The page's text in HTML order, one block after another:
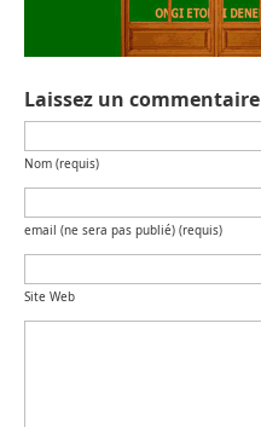
Laissez un commentaire
Nom (requis)
email (ne sera pas publié) (requis)
Site Web